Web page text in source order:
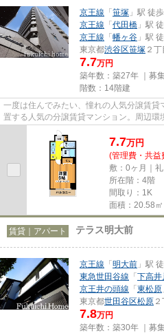
京王線 「笹塚 」駅 徒
京王線 「代田橋 」駅
京王線 「幡ヶ谷 」駅
東京都渋谷区笹塚 ２丁
7.7万円
築年数：築27年 ｜募
階数：14階建
一度は住んでみたい、憧れの人気分譲賃
置する人気の分譲賃貸マンション。周辺環
ニが近いのでとっても便利。...
7.7万円
(管理費・共
敷：0ヶ月｜
所在階：4階
間取り：1K
面積：20.58㎡
賃貸｜アパート テラス明大前
京王線 「明大前 」駅
東急世田谷線 「下高井
京王井の頭線 「東松原
東京都世田谷区松原
7.8万円
築年数：築30年 ｜募